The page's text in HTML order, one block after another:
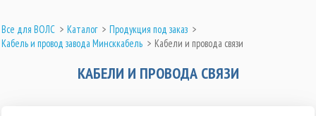
Все для ВОЛС > Каталог > Продукция под заказ >
Кабель и провод завода Минсккабель > Кабели и провода связи
КАБЕЛИ И ПРОВОДА СВЯЗИ